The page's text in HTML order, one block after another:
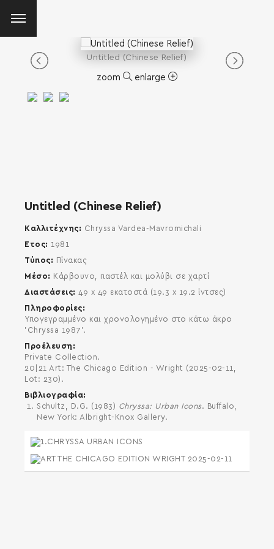
Untitled (Chinese Relief)
zoom enlarge
Untitled (Chinese Relief)
Καλλιτέχνης
Chryssa Vardea-Mavromichali
Έτος
1981
Τύπος
Πίνακας
Μέσο
Κάρβουνο, παστέλ και μολύβι σε χαρτί
Διαστάσεις
49 x 49 εκατοστά (19.3 x 19.2 ίντσες)
Πληροφορίες
Υπογεγραμμένο και χρονολογημένο στο κάτω άκρο
'Chryssa 1987'.
Προέλευση
Private Collection.
20|21 Art: The Chicago Edition - Wright (2025-02-11,
Lot: 230).
Βιβλιογραφία
Schultz, D.G. (1983) Chryssa: Urban Icons. Buffalo,
New York: Albright-Knox Gallery.